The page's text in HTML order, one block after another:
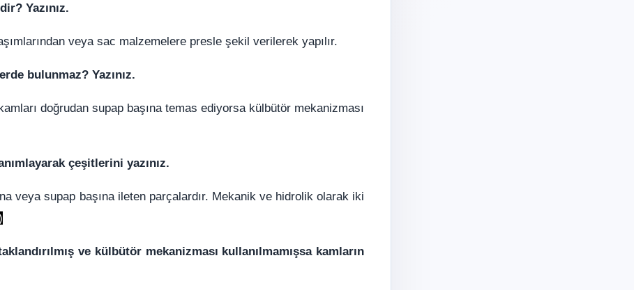
Yazınız.
veya sac malzemelere presle şekil verilerek yapılır.
bulunmaz? Yazınız.
doğrudan supap başına temas ediyorsa külbütör mekanizması
çeşitlerini yazınız.
veya supap başına ileten parçalardır. Mekanik ve hidrolik olarak iki
ve külbütör mekanizması kullanılmamışsa kamların